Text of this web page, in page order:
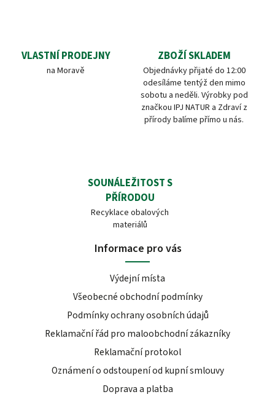
VLASTNÍ PRODEJNY
na Moravě
ZBOŽÍ SKLADEM
Objednávky přijaté do 12:00
odesíláme tentýž den mimo
sobotu a neděli. Výrobky pod
značkou IPJ NATUR a Zdraví z
přírody balíme přímo u nás.
SOUNÁLEŽITOST S
PŘÍRODOU
Recyklace obalových
materiálů
Informace pro vás
Výdejní místa
Všeobecné obchodní podmínky
Podmínky ochrany osobních údajů
Reklamační řád pro maloobchodní zákazníky
Reklamační protokol
Oznámení o odstoupení od kupní smlouvy
Doprava a platba